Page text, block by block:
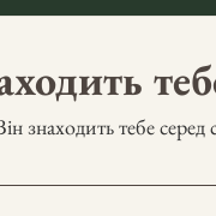
знаходить тебе серед